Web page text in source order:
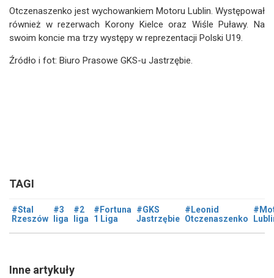
Otczenaszenko jest wychowankiem Motoru Lublin. Występował
również w rezerwach Korony Kielce oraz Wiśle Puławy. Na
swoim koncie ma trzy występy w reprezentacji Polski U19.
Źródło i fot: Biuro Prasowe GKS-u Jastrzębie.
TAGI
#Stal
Rzeszów
#3
liga
#2
liga
#Fortuna
1 Liga
#GKS
Jastrzębie
#Leonid
Otczenaszenko
Inne artykuły